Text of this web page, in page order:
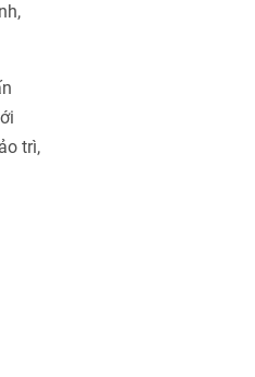
trì,